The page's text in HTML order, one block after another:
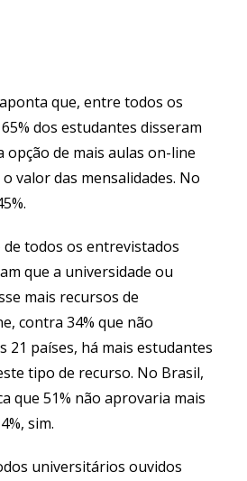
que, entre todos os
dos estudantes disseram
de mais aulas on-line
valor das mensalidades. No
de todos os entrevistados
que a universidade ou
mais recursos de
contra 34% que não
21 países, há mais estudantes
tipo de recurso. No Brasil,
que 51% não aprovaria mais
sim.
universitários ouvidos